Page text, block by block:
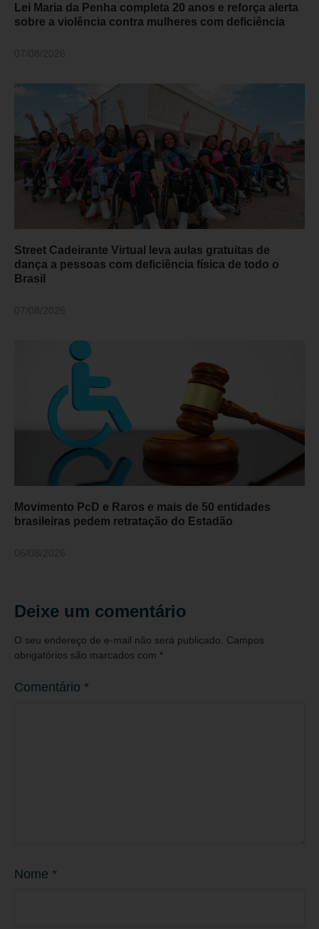
Lei Maria da Penha completa 20 anos e reforça alerta
sobre a violência contra mulheres com deficiência
Street Cadeirante Virtual leva aulas gratuitas de
dança a pessoas com deficiência física de todo o
Brasil
Movimento PcD e Raros e mais de 50 entidades
brasileiras pedem retratação do Estadão
Deixe um comentário
O seu endereço de e-mail não será publicado.
Campos
obrigatórios são marcados com *
Comentário *
Nome *